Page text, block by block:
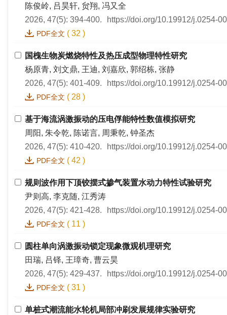
陈俊岭, 吕昊轩, 贠翔, 冯又全
2026, 47(5): 394-400.
https://doi.org/10.19912/j.0254-
PDF全文 ( 32 )
国槐生物炭燃烧特性及热压成型物理特性研究
杨原青, 刘文鼎, 王迪, 刘嘉欣, 郭绍栋, 张静
2026, 47(5): 401-409.
https://doi.org/10.19912/j.0254-
PDF全文 ( 28 )
基于海流涡激振动的压电俘能特性数值模拟研究
周阳, 朱令乾, 陈诺言, 周秉乾, 钟圣杰
2026, 47(5): 410-420.
https://doi.org/10.19912/j.0254-
PDF全文 ( 42 )
规则波作用下顶铰摆式掺气装置水动力特性试验研究
尹则高, 李克随, 江秀涛
2026, 47(5): 421-428.
https://doi.org/10.19912/j.0254-
PDF全文 ( 11 )
圆柱单向涡激振动锁定现象微观机理研究
田瑞, 吕铎, 王璋奇, 曹云昊
2026, 47(5): 429-437.
https://doi.org/10.19912/j.0254-
PDF全文 ( 31 )
单桩式潮流能水轮机局部冲刷发展规律实验研究